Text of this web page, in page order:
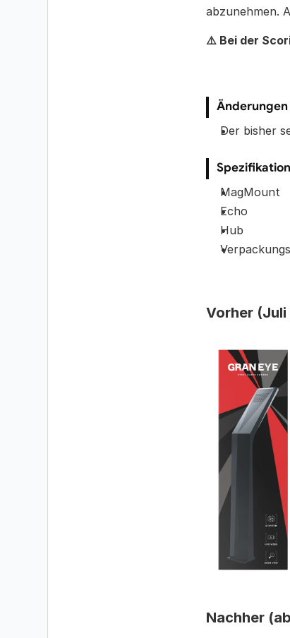
abzunehmen.
⚠️ Bei der
Der bisher
MagMount
Echo
Hub
Vorher (Juli
Nachher